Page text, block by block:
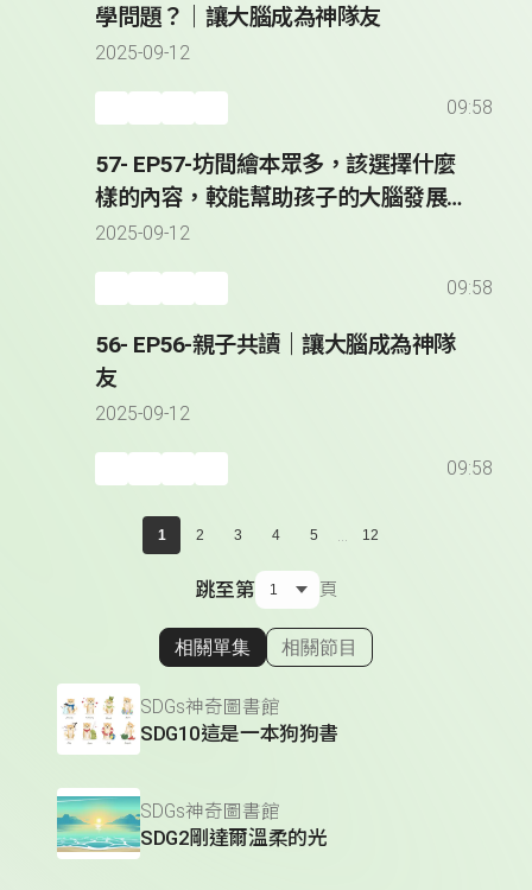
學問題？｜讓大腦成為神隊友
2025-09-12
09:58
57- EP57-坊間繪本眾多，該選擇什麼
樣的內容，較能幫助孩子的大腦發展？
｜讓大腦成為神隊友
2025-09-12
09:58
56- EP56-親子共讀｜讓大腦成為神隊
友
2025-09-12
09:58
1 2 3 4 5 ... 12
跳至第 頁
顯示相關單集
相關單集 相關節目
SDGs神奇圖書館
SDG10這是一本狗狗書
SDGs神奇圖書館
SDG2剛達爾溫柔的光